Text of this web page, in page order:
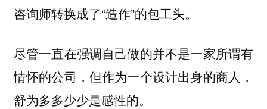
咨询师转换成了“造作”的包工头。
尽管一直在强调自己做的并不是一家所谓有
情怀的公司，但作为一个设计出身的商人，
舒为多多少少是感性的。